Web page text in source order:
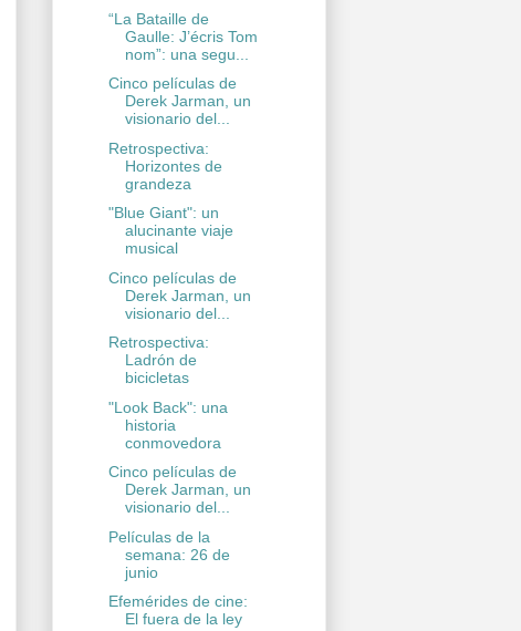
“La Bataille de
Gaulle: J’écris Tom
nom”: una segu...
Cinco películas de
Derek Jarman, un
visionario del...
Retrospectiva:
Horizontes de
grandeza
"Blue Giant": un
alucinante viaje
musical
Cinco películas de
Derek Jarman, un
visionario del...
Retrospectiva:
Ladrón de
bicicletas
"Look Back": una
historia
conmovedora
Cinco películas de
Derek Jarman, un
visionario del...
Películas de la
semana: 26 de
junio
Efemérides de cine:
El fuera de la ley